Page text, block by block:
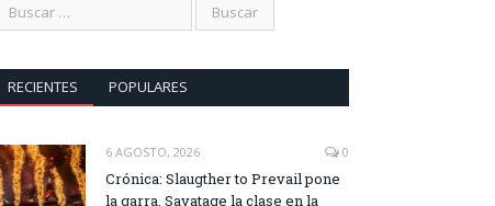
RECIENTES POPULARES
6 AGOSTO, 2026 0
Crónica: Slaugther to Prevail pone
la garra, Savatage la clase en la